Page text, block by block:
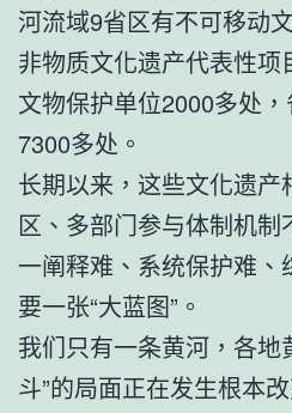
河流域9省区有不可移动
非物质文化遗产代表性
文物保护单位2000多处
7300多处。
长期以来，这些文化遗
区、多部门参与体制机
一阐释难、系统保护难
要一张“大蓝图”。
我们只有一条黄河，各地
斗”的局面正在发生根本改